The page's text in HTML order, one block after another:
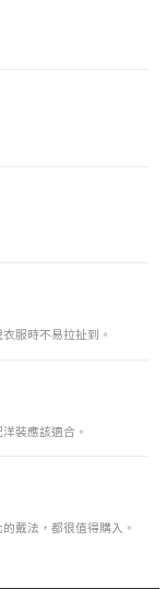
服時不易拉扯到。
裝應該適合。
戴法，都很值得購入。